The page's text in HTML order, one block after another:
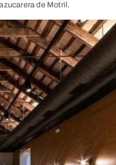
de Motril.